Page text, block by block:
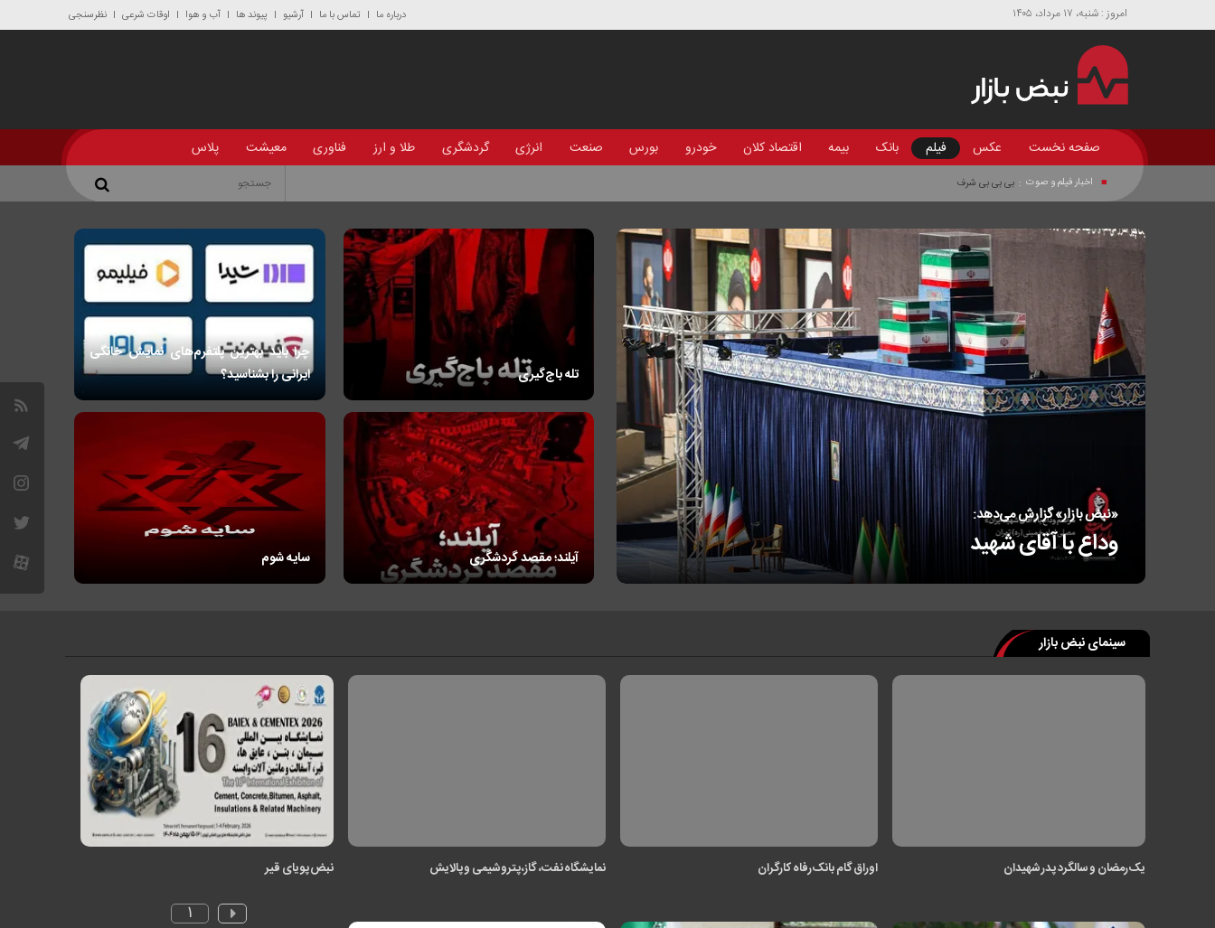
امروز : شنبه، ۱۷ مرداد، ۱۴۰۵ درباره ما تماس با ما آرشیو پیوند ها آب و هوا اوقات شرعی نظرسنجی
صفحه نخست عکس فیلم بانک بیمه اقتصاد کلان خودرو بورس صنعت انرژی گردشگری طلا و ارز فناوری معیشت پلاس
اخبار فیلم و صوت : بی بی بی شرف
«نبض بازار» گزارش می‌دهد:
وداع با آقای شهید
تله باج‌گیری
چرا باید بهترین پلتفرم‌های نمایش خانگی
ایرانی را بشناسید؟
آیلند؛ مقصد گردشگری سایه شوم
سینمای نبض بازار
یک رمضان و سالگرد پدر شهیدان اوراق گام بانک رفاه کارگران نمایشگاه نفت، گاز، پتروشیمی و پالایش نبض پویای قیر
۱